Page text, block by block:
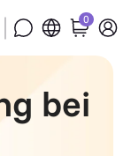
0
bei